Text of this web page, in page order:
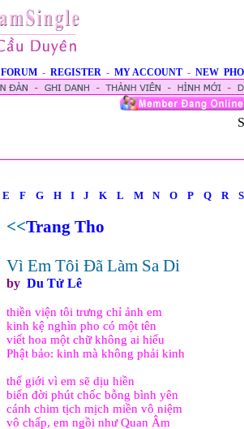
FORUM - REGISTER - MY ACCOUNT - NEW
E F G H I J K L M N O P Q R S
<<Trang Tho
Vì Em Tôi Đã Làm Sa Di
by Du Tử Lê
thiền viện tôi trưng chỉ ảnh em
kinh kệ nghìn pho có một tên
viết hoa một chữ không ai hiểu
Phật bảo: kinh mà không phải kinh
thế giới vì em sẽ dịu hiền
biển đời phút chốc bỗng bình yên
cánh chim tịch mịch miền vô niệm
vô chấp, em ngồi như Quan Âm